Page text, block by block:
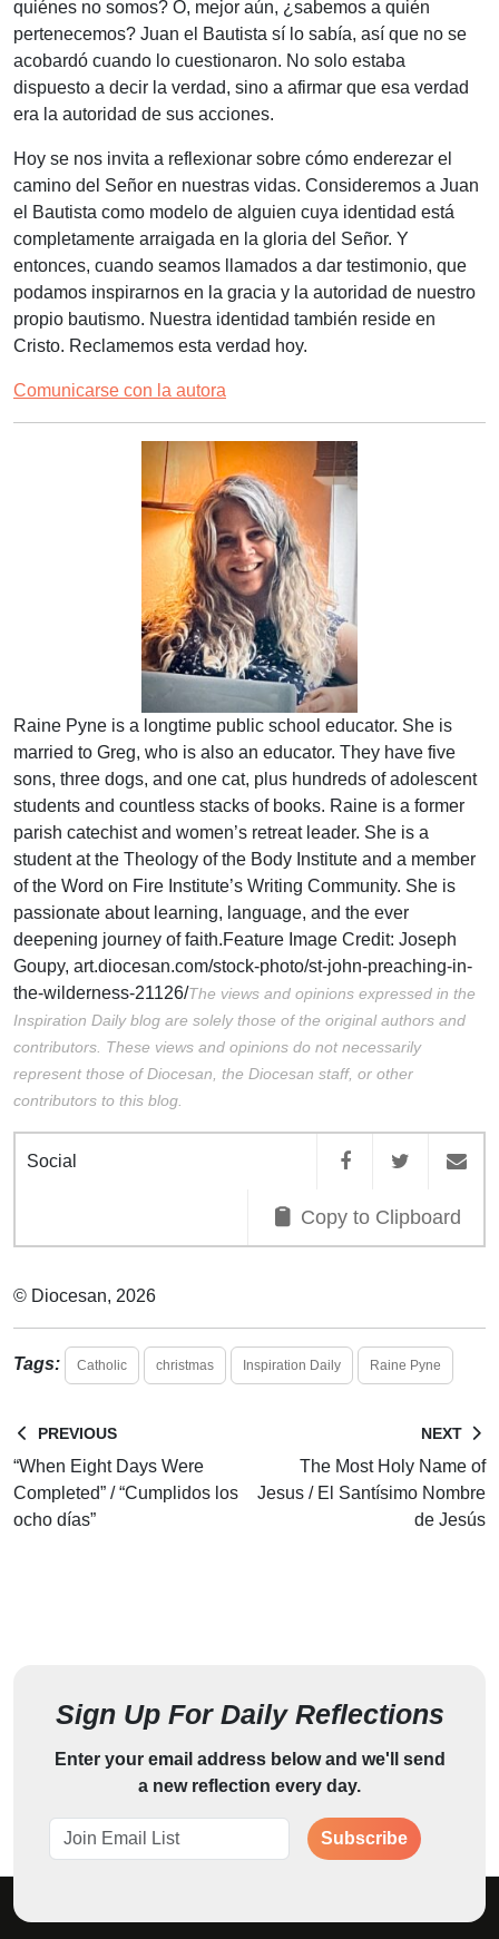
quiénes no somos? O, mejor aún, ¿sabemos a quién
pertenecemos? Juan el Bautista sí lo sabía, así que no se
acobardó cuando lo cuestionaron. No solo estaba
dispuesto a decir la verdad, sino a afirmar que esa verdad
era la autoridad de sus acciones.
Hoy se nos invita a reflexionar sobre cómo enderezar el
camino del Señor en nuestras vidas. Consideremos a Juan
el Bautista como modelo de alguien cuya identidad está
completamente arraigada en la gloria del Señor. Y
entonces, cuando seamos llamados a dar testimonio, que
podamos inspirarnos en la gracia y la autoridad de nuestro
propio bautismo. Nuestra identidad también reside en
Cristo. Reclamemos esta verdad hoy.
Comunicarse con la autora
Raine Pyne is a longtime public school educator. She is
married to Greg, who is also an educator. They have five
sons, three dogs, and one cat, plus hundreds of adolescent
students and countless stacks of books. Raine is a former
parish catechist and women’s retreat leader. She is a
student at the Theology of the Body Institute and a member
of the Word on Fire Institute’s Writing Community. She is
passionate about learning, language, and the ever
deepening journey of faith.Feature Image Credit: Joseph
Goupy, art.diocesan.com/stock-photo/st-john-preaching-in-
the-wilderness-21126/The views and opinions expressed in the
Inspiration Daily blog are solely those of the original authors and
contributors. These views and opinions do not necessarily
represent those of Diocesan, the Diocesan staff, or other
contributors to this blog.
Social
Copy to Clipboard
© Diocesan, 2026
Tags: Catholic christmas Inspiration Daily Raine Pyne
PREVIOUS
“When Eight Days Were
Completed” / “Cumplidos los
ocho días”
NEXT
The Most Holy Name of
Jesus / El Santísimo Nombre
de Jesús
Sign Up For Daily Reflections
Enter your email address below and we'll send
a new reflection every day.
Subscribe